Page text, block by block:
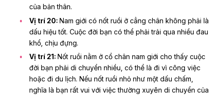
của bản thân.
Vị trí 20: Nam giới có nốt ruồi ở cẳng chân không phải là
dấu hiệu tốt. Cuộc đời bạn có thể phải trải qua nhiều đau
khổ, chịu đựng.
Vị trí 21: Nốt ruồi nằm ở cổ chân nam giới cho thấy cuộc
đời bạn phải di chuyển nhiều, có thể là đi vì công việc
hoặc đi du lịch. Nếu nốt ruồi nhỏ như một dấu chấm,
nghĩa là bạn rất vui với việc thường xuyên di chuyển của